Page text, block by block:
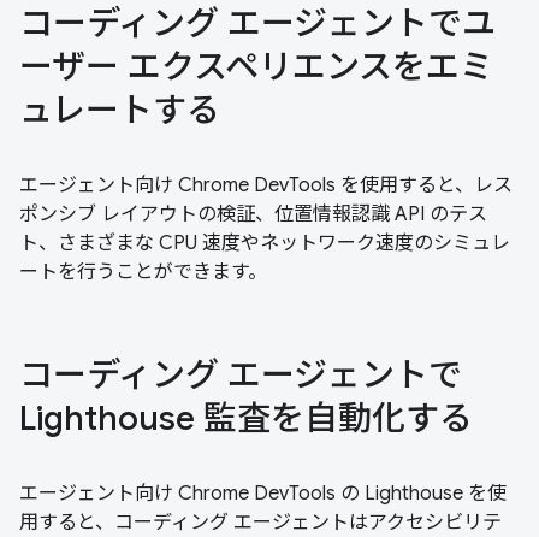
コーディング エージェントでユ
ーザー エクスペリエンスをエミ
ュレートする
エージェント向け Chrome DevTools を使用すると、レス
ポンシブ レイアウトの検証、位置情報認識 API のテス
ト、さまざまな CPU 速度やネットワーク速度のシミュレ
ートを行うことができます。
コーディング エージェントで
Lighthouse 監査を自動化する
エージェント向け Chrome DevTools の Lighthouse を使
用すると、コーディング エージェントはアクセシビリテ